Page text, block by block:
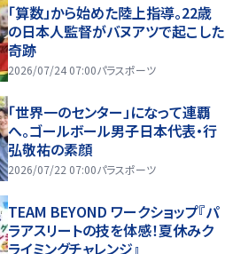
「算数」から始めた陸上指導。22歳
の日本人監督がバヌアツで起こした
奇跡
2026/07/24 07:00パラスポーツ
「世界一のセンター」になって連覇
へ。ゴールボール男子日本代表・行
弘敬祐の素顔
2026/07/22 07:00パラスポーツ
TEAM BEYOND ワークショップ『パ
ラアスリートの技を体感！夏休みク
ライミングチャレンジ』